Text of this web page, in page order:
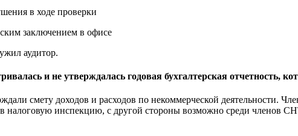
заключением в офисе
аудитор.
и не утверждалась годовая бухгалтерская отчетность,
смету доходов и расходов по некоммерческой деятельности.
в налоговую инспекцию, с другой стороны возможно среди членов